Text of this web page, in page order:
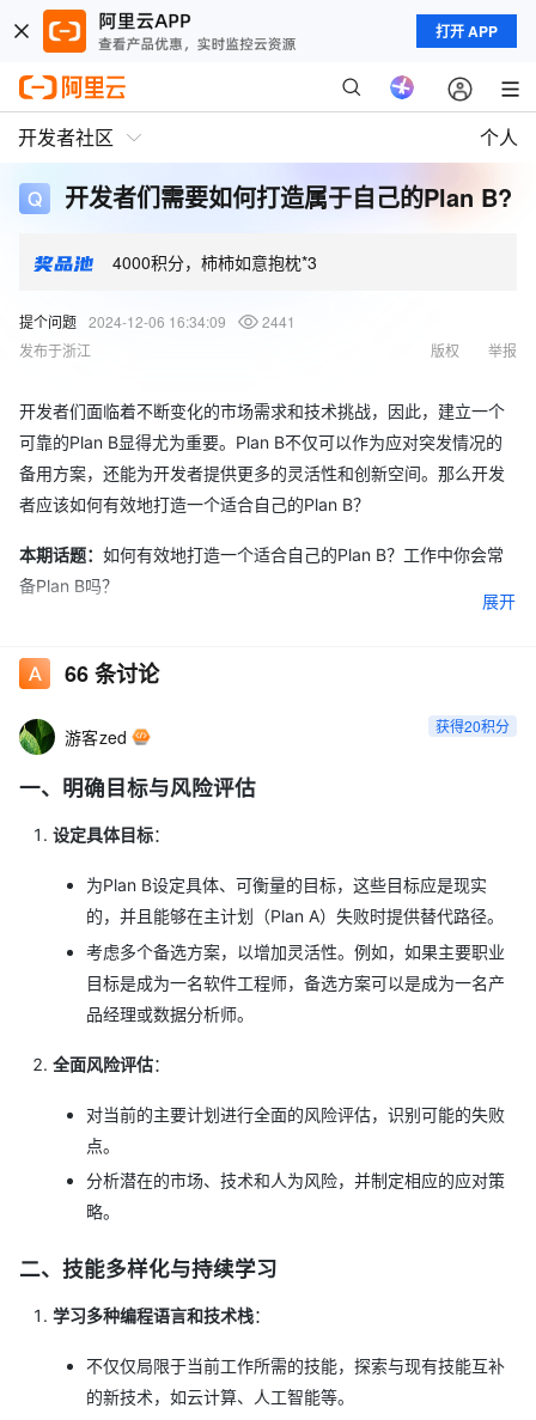
打开 APP
开发者社区 个人
开发者们需要如何打造属于自己的Plan B?
4000积分，柿柿如意抱枕*3
提个问题 2024-12-06 16:34:09
2441
发布于浙江
举报
版权
开发者们面临着不断变化的市场需求和技术挑战，因此，建立一个
可靠的Plan B显得尤为重要。Plan B不仅可以作为应对突发情况的
备用方案，还能为开发者提供更多的灵活性和创新空间。那么开发
者应该如何有效地打造一个适合自己的Plan B？
本期话题： 如何有效地打造一个适合自己的Plan B？工作中你会常
备Plan B吗？
选出
3 个优质回答获得柿柿如意抱枕
优质讨论获奖规则：
非 AI 生成。
未获得实物礼品的参与者将有机会获得 10-100 积分的奖励，所获
注：楼层需为有效回答(符合互动主题)，灌水/同人账号/复制抄袭/
展开
66条讨论
游客zed 获得20积分
一、明确目标与风险评估
设定具体目标：
为Plan B设定具体、可衡量的目标，这些目标应是现实
的，并且能够在主计划（Plan A）失败时提供替代路径。
考虑多个备选方案，以增加灵活性。例如，如果主要职业
目标是成为一名软件工程师，备选方案可以是成为一名产
品经理或数据分析师。
全面风险评估：
对当前的主要计划进行全面的风险评估，识别可能的失败
点。
分析潜在的市场、技术和人为风险，并制定相应的应对策
略。
二、技能多样化与持续学习
学习多种编程语言和技术栈：
不仅仅局限于当前工作所需的技能，探索与现有技能互补
的新技术，如云计算、人工智能等。